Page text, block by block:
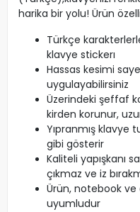
harika bir yolu! Ürün
Türkçe
klavye stickerı
Hassas kesimi
uygulayabilirsiniz
Üzerindeki şeffaf
kirden korunur,
Yıpranmış klavye
gibi gösterir
Kaliteli yapışkanı
çıkmaz ve iz
Ürün, notebook
uyumludur